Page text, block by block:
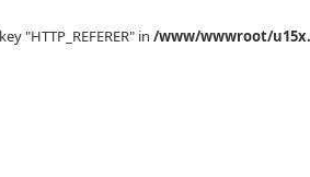
"HTTP_REFERER" in /www/wwwroot/